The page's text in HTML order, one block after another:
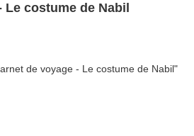
costume de Nabil